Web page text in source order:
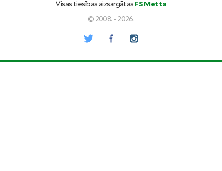
Visas tiesības aizsargātas FS Metta
© 2008. - 2026.